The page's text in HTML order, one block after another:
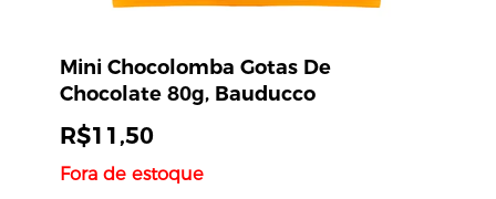
Mini Chocolomba Gotas De
Chocolate 80g, Bauducco
R$11,50
Fora de estoque